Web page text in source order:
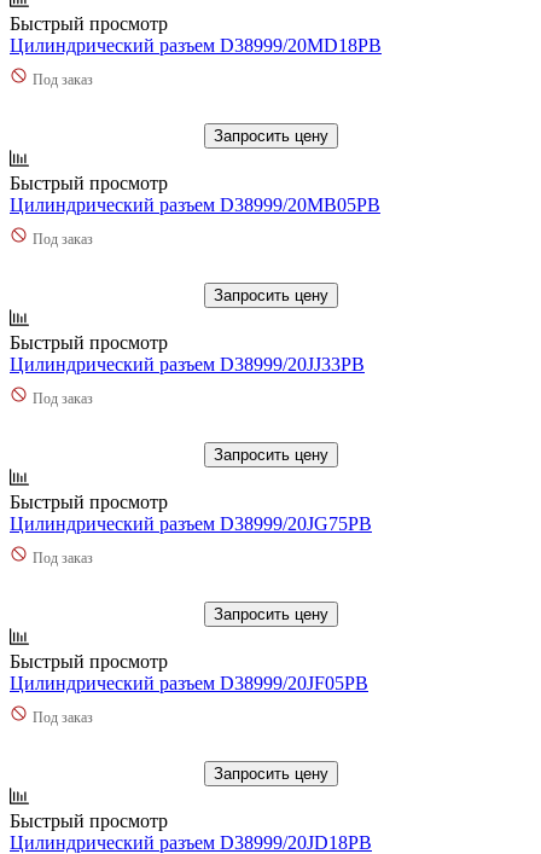
Быстрый просмотр
Цилиндрический разъем D38999/20MD18PB
Под заказ
Запросить цену
Быстрый просмотр
Цилиндрический разъем D38999/20MB05PB
Под заказ
Запросить цену
Быстрый просмотр
Цилиндрический разъем D38999/20JJ33PB
Под заказ
Запросить цену
Быстрый просмотр
Цилиндрический разъем D38999/20JG75PB
Под заказ
Запросить цену
Быстрый просмотр
Цилиндрический разъем D38999/20JF05PB
Под заказ
Запросить цену
Быстрый просмотр
Цилиндрический разъем D38999/20JD18PB